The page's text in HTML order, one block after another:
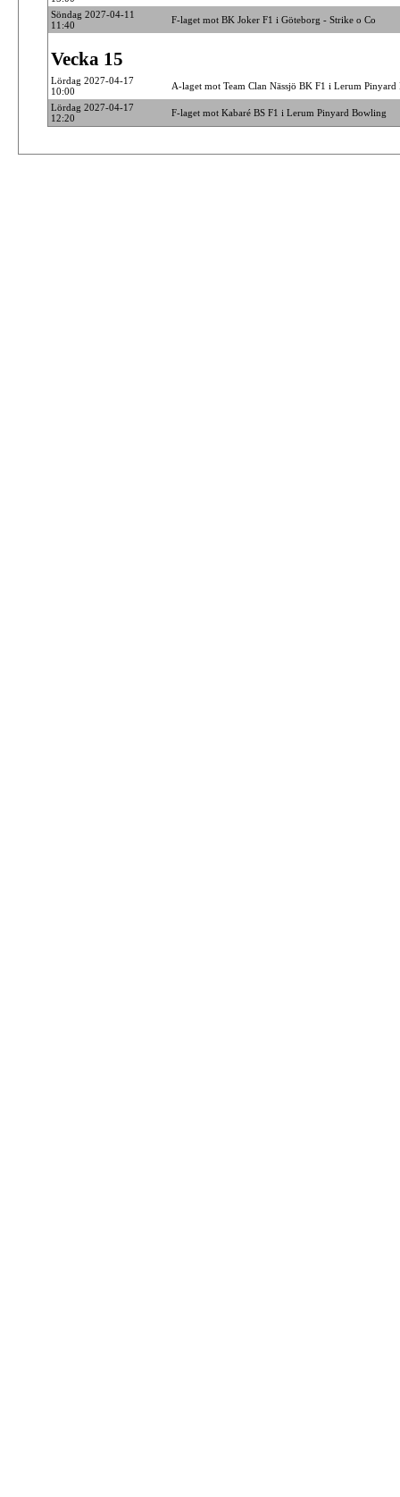
Söndag 2027-04-11
11:40
F-laget mot BK Joker F1 i Göteborg - Strike o Co
Vecka 15
Lördag 2027-04-17
10:00
A-laget mot Team Clan Nässjö BK F1 i Lerum
Lördag 2027-04-17
12:20
F-laget mot Kabaré BS F1 i Lerum Pinyard Bowling